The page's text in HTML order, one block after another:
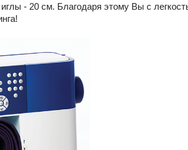
- 20 см. Благодаря этому Вы с